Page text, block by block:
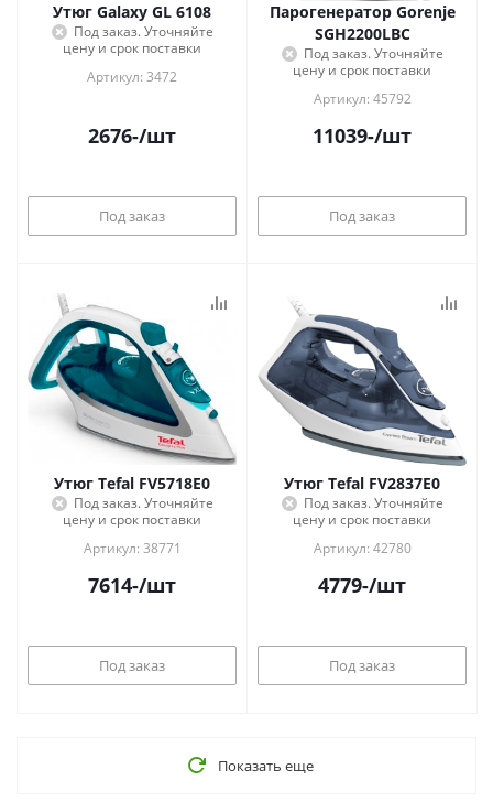
Утюг Galaxy GL 6108
Под заказ. Уточняйте
цену и срок поставки
Артикул: 3472
2676-/шт
Под заказ
Парогенератор Gorenje
SGH2200LBC
Под заказ. Уточняйте
цену и срок поставки
Артикул: 45792
11039-/шт
Под заказ
Утюг Tefal FV5718E0
Под заказ. Уточняйте
цену и срок поставки
Артикул: 38771
7614-/шт
Под заказ
Утюг Tefal FV2837E0
Под заказ. Уточняйте
цену и срок поставки
Артикул: 42780
4779-/шт
Под заказ
Показать еще